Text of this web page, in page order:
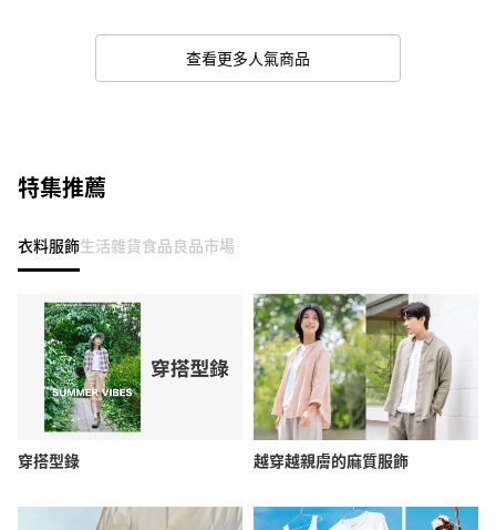
查看更多人氣商品
特集推薦
衣料服飾生活雜貨食品良品市場
穿搭型錄 越穿越親膚的麻質服飾